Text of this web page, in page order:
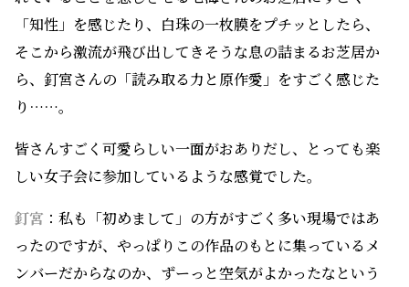
皆さんすごく可愛らしい一面がおありだし、とっても楽
しい女子会に参加しているような感覚でした。
釘宮 ：私も「初めまして」の方がすごく多い現場ではあ
ったのですが、やっぱりこの作品のもとに集っているメ
ンバーだからなのか、ずーっと空気がよかったなという
のを感じていました。作品の話をして盛り上がることも
フの練習をしていたんですよね。
姫様たちだけではなく、たくさんいる女房たちも、みん